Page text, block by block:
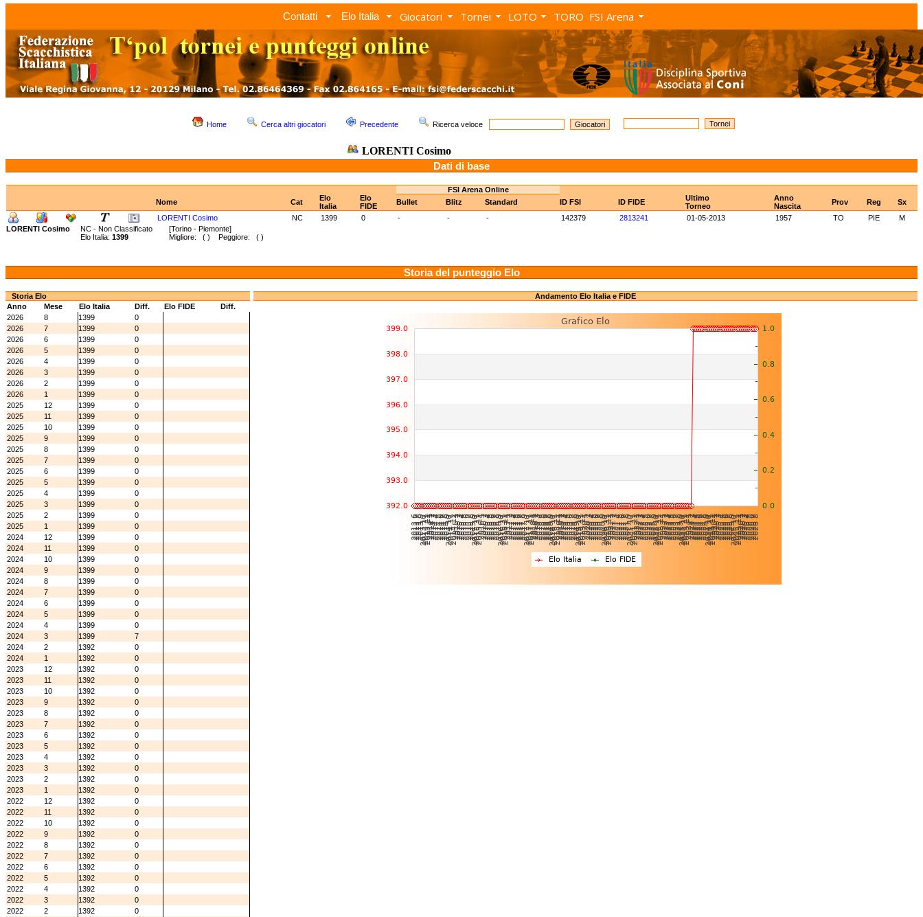
Contatti Elo Italia Giocatori Tornei LOTO TORO FSI Arena
Home Cerca altri giocatori Precedente Ricerca veloce
LORENTI Cosimo
Dati di base
FSI Arena Online
Nome
Cat
Elo
Italia
Elo
FIDE
Bullet Blitz Standard ID FSI ID FIDE
Ultimo
Torneo
Anno
Nascita
Prov Reg
Sx
LORENTI Cosimo
NC 1399 0 - - - 142379 2813241 01-05-2013 1957 TO PIE
M
LORENTI Cosimo
NC - Non Classificato [Torino - Piemonte]
Elo Italia: 1399 Migliore: ( ) Peggiore: ( )
Storia del punteggio Elo
Storia Elo
Anno
Mese Elo Italia Diff. Elo FIDE
Diff.
2026
8 1399
0
2026
7 1399
0
2026
6 1399
0
2026
5 1399
0
2026
4 1399
0
2026
3 1399
0
2026
2 1399
0
2026
1 1399
0
2025
12 1399
0
2025
11 1399
0
2025
10 1399
0
2025
9 1399
0
2025
8 1399
0
2025
7 1399
0
2025
6 1399
0
2025
5 1399
0
2025
4 1399
0
2025
3 1399
0
2025
2 1399
0
2025
1 1399
0
2024
12 1399
0
2024
11 1399
0
2024
10 1399
0
2024
9 1399
0
2024
8 1399
0
2024
7 1399
0
2024
6 1399
0
2024
5 1399
0
2024
4 1399
0
2024
3 1399
7
2024
2 1392
0
2024
1 1392
0
2023
12 1392
0
2023
11 1392
0
2023
10 1392
0
2023
9 1392
0
2023
8 1392
0
2023
7 1392
0
2023
6 1392
0
2023
5 1392
0
2023
4 1392
0
2023
3 1392
0
2023
2 1392
0
2023
1 1392
0
2022
12 1392
0
2022
11 1392
0
2022
10 1392
0
2022
9 1392
0
2022
8 1392
0
2022
7 1392
0
2022
6 1392
0
2022
5 1392
0
2022
4 1392
0
2022
3 1392
0
2022
2 1392
0
Andamento Elo Italia e FIDE